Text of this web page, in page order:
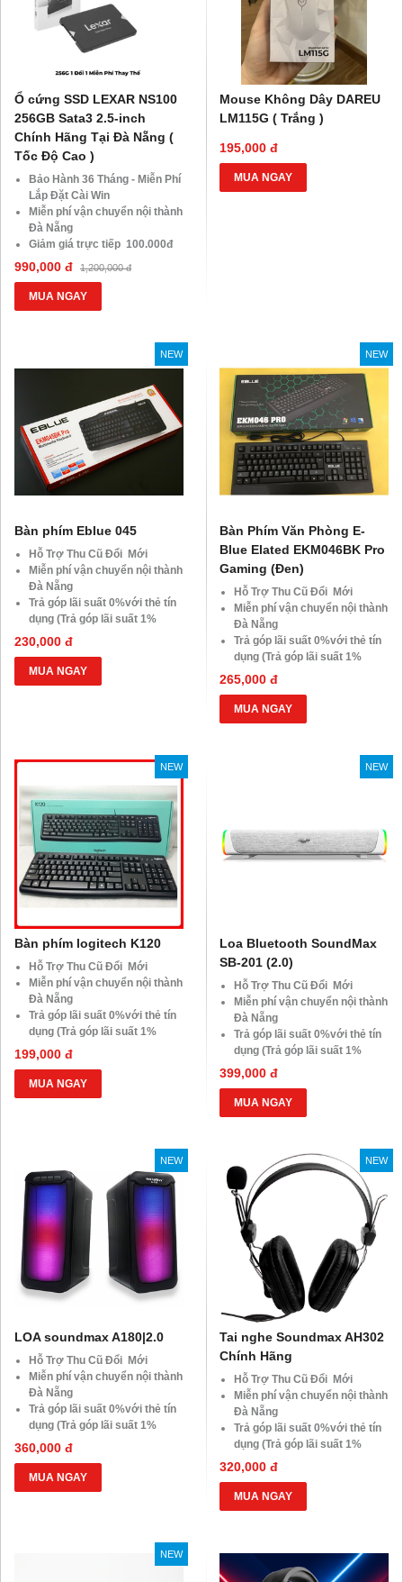
Ổ cứng SSD LEXAR NS100
256GB Sata3 2.5-inch
Chính Hãng Tại Đà Nẵng (
Tốc Độ Cao )
Bảo Hành 36 Tháng - Miễn Phí
Lắp Đặt Cài Win
Miễn phí vận chuyển nội thành
Đà Nẵng
Giảm giá trực tiếp 100.000đ
đối với khách hàng Áp Dụng
VOCHER TRị Giá 850.000đ
990,000 đ 1,200,000 đ
MUA NGAY
Mouse Không Dây DAREU
LM115G ( Trắng )
195,000 đ
MUA NGAY
NEW
Bàn phím Eblue 045
Hỗ Trợ Thu Cũ Đổi Mới
Miễn phí vận chuyển nội thành
Đà Nẵng
Trả góp lãi suất 0%với thẻ tín
dụng (Trả góp lãi suất 1%
HDsaison - chỉ cần CMND
BLX hoặc hộ khẩu gốc )
Giảm 20%khi nâng cấp Ram-
SSD
230,000 đ
MUA NGAY
NEW
Bàn Phím Văn Phòng E-
Blue Elated EKM046BK Pro
Gaming (Đen)
Hỗ Trợ Thu Cũ Đổi Mới
Miễn phí vận chuyển nội thành
Đà Nẵng
Trả góp lãi suất 0%với thẻ tín
dụng (Trả góp lãi suất 1%
HDsaison - chỉ cần CMND
BLX hoặc hộ khẩu gốc )
Giảm 20%khi nâng cấp Ram-
SSD
khách hàng ở xa, HSSV . Săn
265,000 đ
MUA NGAY
NEW
Bàn phím logitech K120
Hỗ Trợ Thu Cũ Đổi Mới
Miễn phí vận chuyển nội thành
Đà Nẵng
Trả góp lãi suất 0%với thẻ tín
dụng (Trả góp lãi suất 1%
HDsaison - chỉ cần CMND
BLX hoặc hộ khẩu gốc )
Giảm 20%khi nâng cấp Ram-
SSD
199,000 đ
MUA NGAY
NEW
Loa Bluetooth SoundMax
SB-201 (2.0)
Hỗ Trợ Thu Cũ Đổi Mới
Miễn phí vận chuyển nội thành
Đà Nẵng
Trả góp lãi suất 0%với thẻ tín
dụng (Trả góp lãi suất 1%
HDsaison - chỉ cần CMND
BLX hoặc hộ khẩu gốc )
Giảm 20%khi nâng cấp Ram-
SSD
khách hàng ở xa, HSSV . Săn
10.000 Voucher Giảm
Giá 500.000đ
399,000 đ
MUA NGAY
NEW
LOA soundmax A180|2.0
Hỗ Trợ Thu Cũ Đổi Mới
Miễn phí vận chuyển nội thành
Đà Nẵng
Trả góp lãi suất 0%với thẻ tín
dụng (Trả góp lãi suất 1%
HDsaison - chỉ cần CMND
BLX hoặc hộ khẩu gốc )
Giảm 20%khi nâng cấp Ram-
SSD
360,000 đ
MUA NGAY
NEW
Tai nghe Soundmax AH302
Chính Hãng
Hỗ Trợ Thu Cũ Đổi Mới
Miễn phí vận chuyển nội thành
Đà Nẵng
Trả góp lãi suất 0%với thẻ tín
dụng (Trả góp lãi suất 1%
HDsaison - chỉ cần CMND
BLX hoặc hộ khẩu gốc )
Giảm 20%khi nâng cấp Ram-
SSD
10.000 Voucher Giảm
Giá 500.000đ
320,000 đ
MUA NGAY
NEW